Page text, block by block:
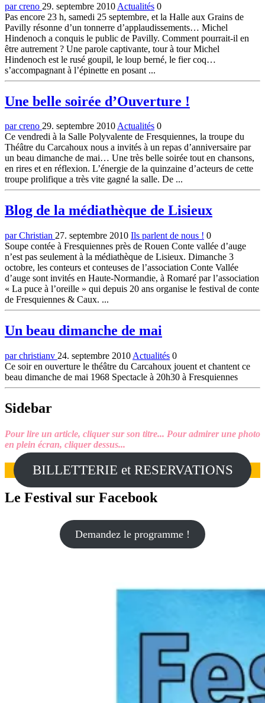
par creno 29. septembre 2010 Actualités 0
Pas encore 23 h, samedi 25 septembre, et la Halle aux Grains de
Pavilly résonne d’un tonnerre d’applaudissements… Michel
Hindenoch a conquis le public de Pavilly. Comment pourrait-il en
être autrement ? Une parole captivante, tour à tour Michel
Hindenoch est le rusé goupil, le loup berné, le fier coq…
s’accompagnant à l’épinette en posant ...
Une belle soirée d’Ouverture !
par creno 29. septembre 2010Actualités 0
Ce vendredi à la Salle Polyvalente de Fresquiennes, la troupe du
Théâtre du Carcahoux nous a invités à un repas d’anniversaire par
un beau dimanche de mai… Une très belle soirée tout en chansons,
en rires et en réflexion. L’énergie de la quinzaine d’acteurs de cette
troupe prolifique a très vite gagné la salle. De ...
Blog de la médiathèque de Lisieux
par Christian 27. septembre 2010 Ils parlent de nous ! 0
Soupe contée à Fresquiennes près de Rouen Conte vallée d’auge
n’est pas seulement à la médiathèque de Lisieux. Dimanche 3
octobre, les conteurs et conteuses de l’association Conte Vallée
d’auge sont invités en Haute-Normandie, à Romaré par l’association
« La puce à l’oreille » qui depuis 20 ans organise le festival de conte
de Fresquiennes & Caux. ...
Un beau dimanche de mai
par christianv 24. septembre 2010 Actualités 0
Ce soir en ouverture le théâtre du Carcahoux jouent et chantent ce
beau dimanche de mai 1968 Spectacle à 20h30 à Fresquiennes
Sidebar
Pour lire un article, cliquer sur son titre... Pour admirer une photo
en plein écran, cliquer dessus...
BILLETTERIE et RESERVATIONS
Le Festival sur Facebook
Demandez le programme !